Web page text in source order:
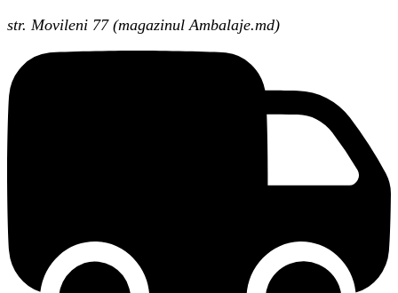
str. Movileni 77 (magazinul Ambalaje.md)